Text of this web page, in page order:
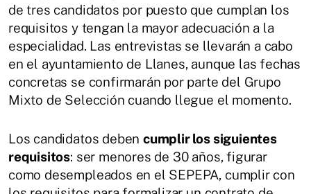
de tres candidatos por puesto que cumplan los
requisitos y tengan la mayor adecuación a la
especialidad. Las entrevistas se llevarán a cabo
en el ayuntamiento de Llanes, aunque las fechas
concretas se confirmarán por parte del Grupo
Mixto de Selección cuando llegue el momento.
Los candidatos debencumplir los siguientes
requisitos: ser menores de 30 años, figurar
como desempleados en el SEPEPA, cumplir con